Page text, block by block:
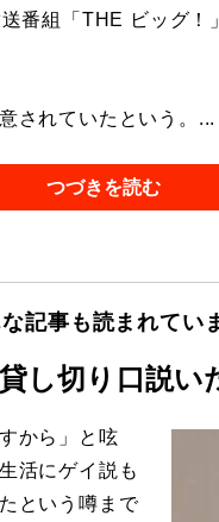
番組「THE ビッグ！
されていたという。...
つづきを読む
記事も読まれてい
し切り口説い
から」と呟
活にゲイ説も
という噂まで